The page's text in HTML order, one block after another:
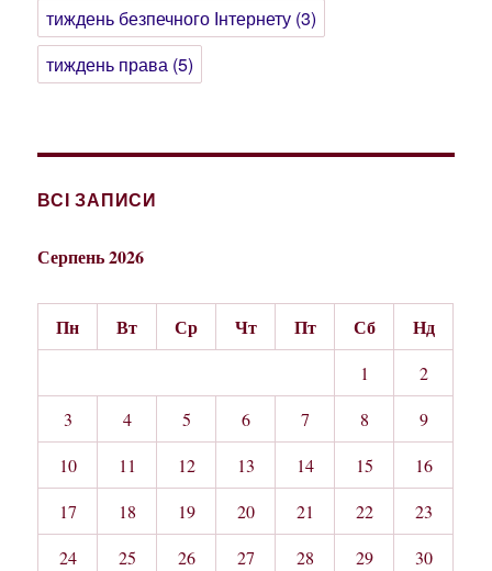
тиждень безпечного Інтернету (3)
тиждень права (5)
ВСІ ЗАПИСИ
Серпень 2026
Пн Вт Ср Чт Пт Сб Нд
1
2
3
4 5 6 7 8
9
10
11 12 13 14 15
16
17
18 19 20 21 22
23
24
25 26 27 28 29
30